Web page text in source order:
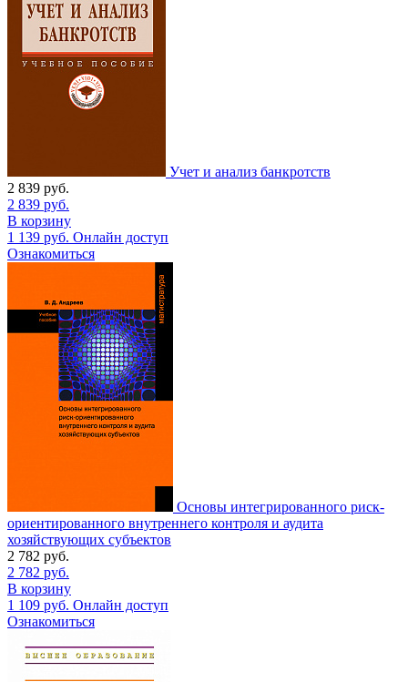
Учет и анализ банкротств
2 839 руб.
2 839 руб.
В корзину
1 139 руб. Онлайн доступ
Ознакомиться
Основы интегрированного риск-
ориентированного внутреннего контроля и аудита
хозяйствующих субъектов
2 782 руб.
2 782 руб.
В корзину
1 109 руб. Онлайн доступ
Ознакомиться